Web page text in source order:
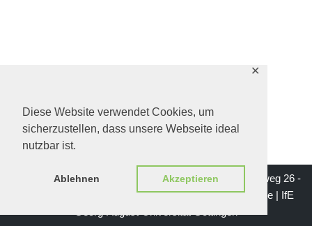
Diese Website verwendet Cookies, um
sicherzustellen, dass unsere Webseite ideal
nutzbar ist.
Ablehnen Akzeptieren
✕
Impressum | Institut für Erziehungswissenschaft - Waldweg 26 -
37073 Göttingen | Mail: institutsgeschichte-ife@gwdg.de | IfE